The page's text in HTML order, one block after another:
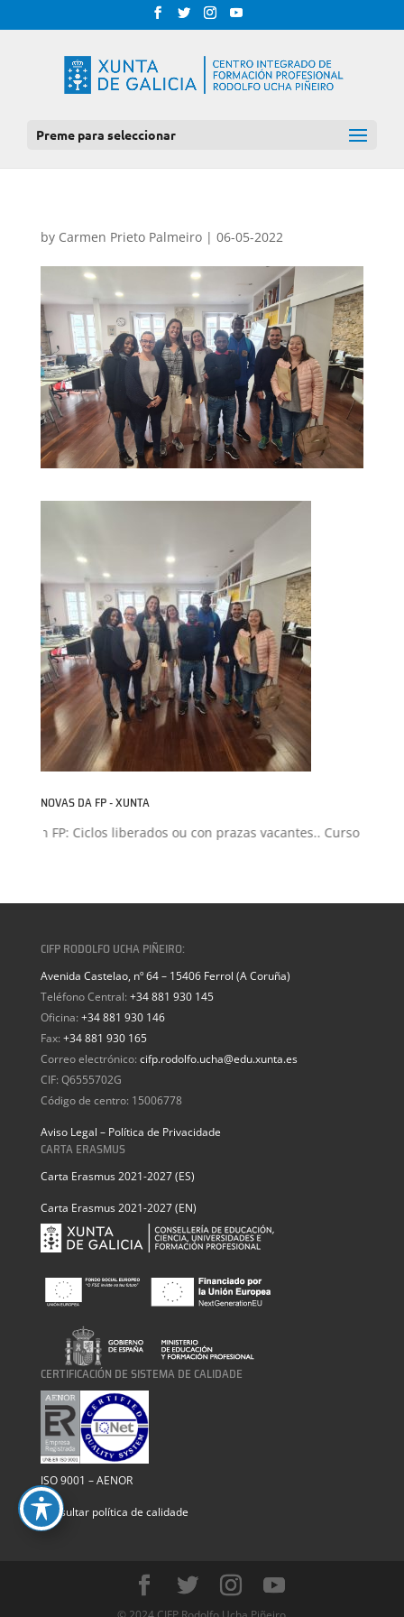
Preme para seleccionar
by Carmen Prieto Palmeiro| 06-05-2022
NOVAS DA FP - XUNTA
FP: Ciclos liberados ou con prazas vacantes.. Curso 2026-
CIFP RODOLFO UCHA PIÑEIRO:
Avenida Castelao, nº 64 – 15406 Ferrol (A Coruña)
Teléfono Central: +34 881 930 145
Oficina: +34 881 930 146
Fax: +34 881 930 165
Correo electrónico: cifp.rodolfo.ucha@edu.xunta.es
CIF: Q6555702G
Código de centro: 15006778
Aviso Legal – Política de Privacidade
CARTA ERASMUS
Carta Erasmus 2021-2027 (ES)
Carta Erasmus 2021-2027 (EN)
CERTIFICACIÓN DE SISTEMA DE CALIDADE
ISO 9001 – AENOR
Consultar política de calidade